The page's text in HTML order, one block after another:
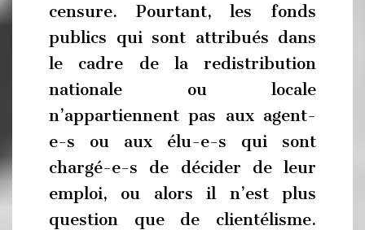
censure. Pourtant, les fonds
publics qui sont attribués dans
le cadre de la redistribution
nationale ou locale
n’appartiennent pas aux agent-
e-s ou aux élu-e-s qui sont
chargé-e-s de décider de leur
emploi, ou alors il n’est plus
question que de clientélisme.